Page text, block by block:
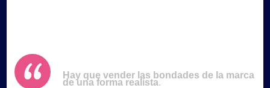
Hay que vender las bondades de la marca
de una forma realista.